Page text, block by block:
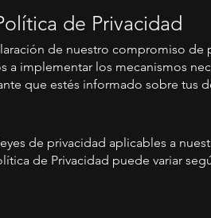
de Privacidad
de nuestro compromiso
implementar los mecanismos
que estés informado sobre tus
de privacidad aplicables a
de Privacidad puede variar